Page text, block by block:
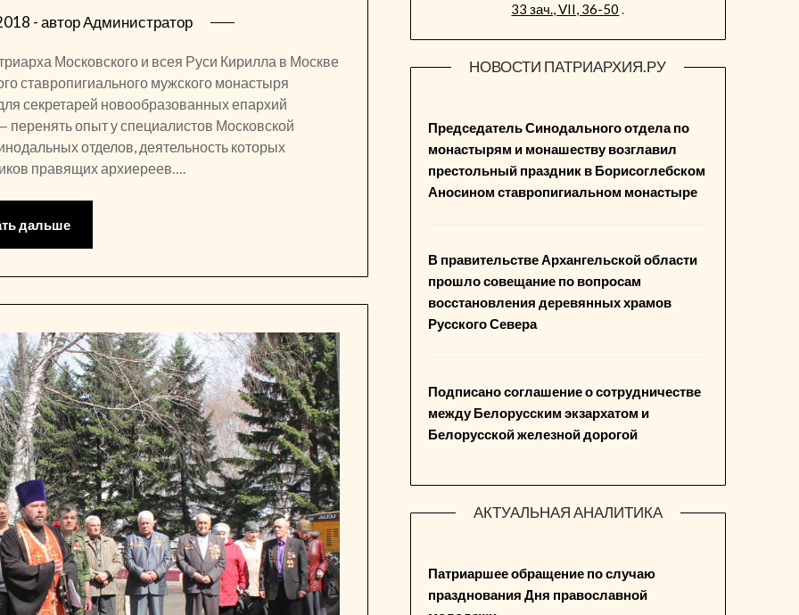
- авторАдминистратор
Московского и всея Руси Кирилла в Москве
ставропигиального мужского монастыря
секретарей новообразованных епархий
опыт у специалистов Московской
отделов, деятельность которых
правящих архиереев….
дальше
33 зач., VII, 36-50 .
НОВОСТИ ПАТРИАРХИЯ.РУ
Председатель Синодального отдела по
монастырям и монашеству возглавил
престольный праздник в Борисоглебском
Аносином ставропигиальном монастыре
В правительстве Архангельской области
прошло совещание по вопросам
восстановления деревянных храмов
Русского Севера
Подписано соглашение о сотрудничестве
между Белорусским экзархатом и
Белорусской железной дорогой
АКТУАЛЬНАЯ АНАЛИТИКА
Патриаршее обращение по случаю
празднования Дня православной